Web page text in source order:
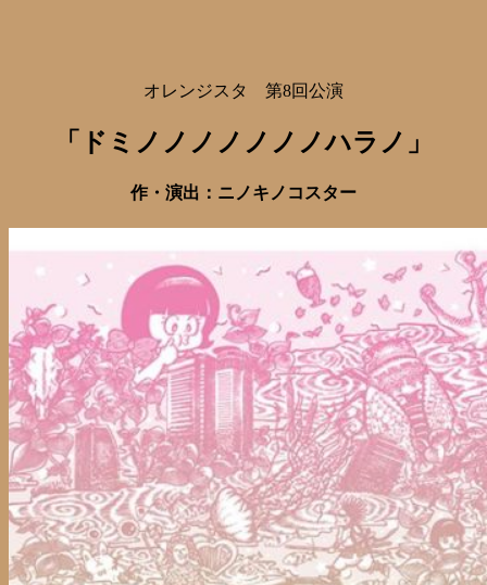
オレンジスタ 第8回公演
「ドミノノノノノノノハラノ」
作・演出：ニノキノコスター